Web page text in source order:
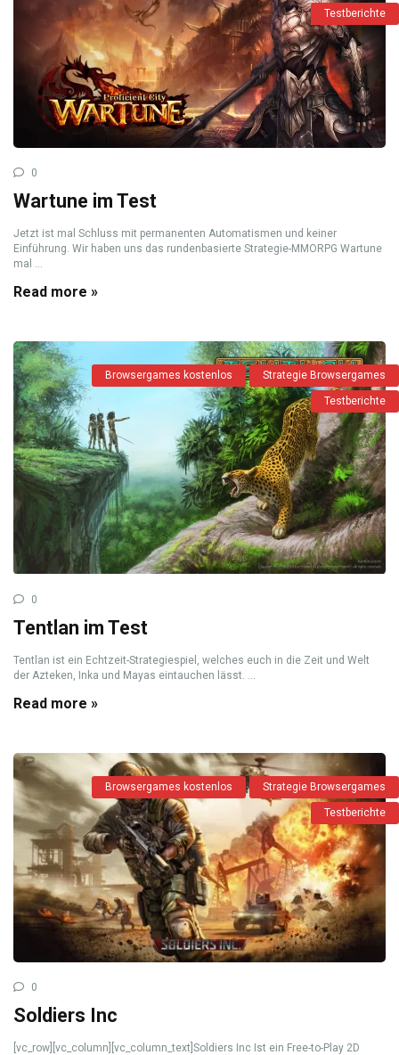
Testberichte
0
Wartune im Test
Jetzt ist mal Schluss mit permanenten Automatismen und keiner
Einführung. Wir haben uns das rundenbasierte Strategie-MMORPG Wartune
mal ...
Read more »
Browsergames kostenlos Strategie Browsergames
Testberichte
0
Tentlan im Test
Tentlan ist ein Echtzeit-Strategiespiel, welches euch in die Zeit und Welt
der Azteken, Inka und Mayas eintauchen lässt. ...
Read more »
Browsergames kostenlos Strategie Browsergames
Testberichte
0
Soldiers Inc
[vc_row][vc_column][vc_column_text]Soldiers Inc Ist ein Free-to-Play 2D